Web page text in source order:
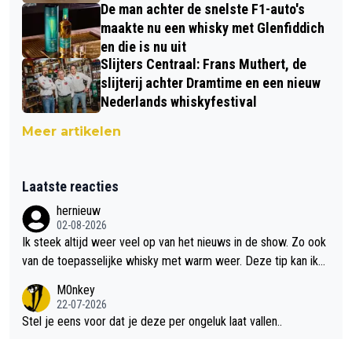
De man achter de snelste F1-auto's
maakte nu een whisky met Glenfiddich
en die is nu uit
Slijters Centraal: Frans Muthert, de
slijterij achter Dramtime en een nieuw
Nederlands whiskyfestival
Meer artikelen
Laatste reacties
hernieuw
02-08-2026
Ik steek altijd weer veel op van het nieuws in de show. Zo ook
van de toepasselijke whisky met warm weer. Deze tip kan ik
M0nkey
22-07-2026
Stel je eens voor dat je deze per ongeluk laat vallen..